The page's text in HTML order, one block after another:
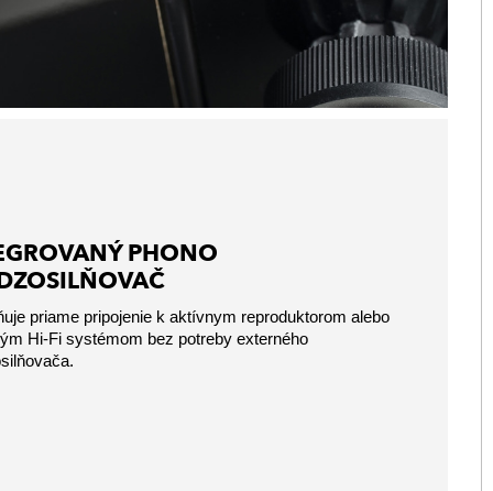
PHONO
priame pripojenie k aktívnym reproduktorom alebo
Hi-Fi systémom bez potreby externého